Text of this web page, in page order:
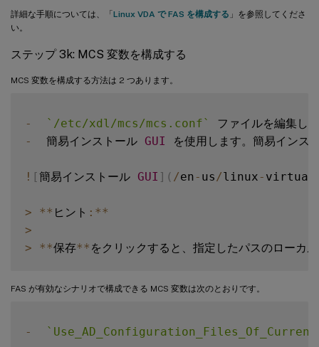
詳細な手順については、「Linux VDA で FAS を構成する 」を参照してくださ
い。
ステップ 3k: MCS 変数を構成する
MCS 変数を構成する方法は 2 つあります。
- ` /etc/xdl/mcs/mcs.conf`
-
  簡易インストール
GUI を使用します。簡易インス
! [簡易インストール GUI ] ( /en - us /linux - virtual
> ** ヒント : **
>
>
**保存** をクリックすると、指定したパスのローカ
FAS が有効なシナリオで構成できる MCS 変数は次のとおりです。
- `